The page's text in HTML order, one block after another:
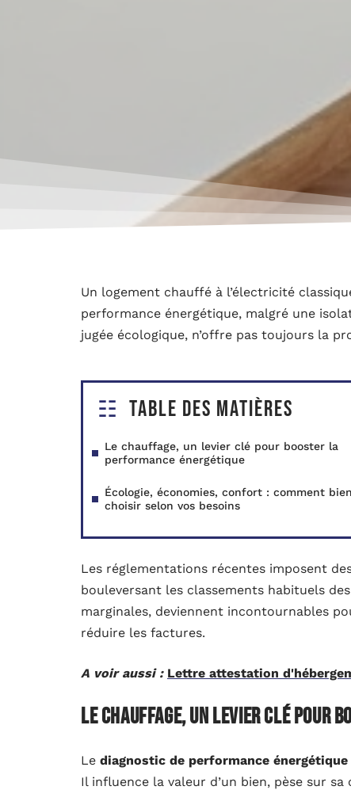
Un logement chauffé à l’électricité
performance énergétique, malgré une
jugée écologique, n’offre pas toujours la
Table des matières
Le chauffage, un levier clé pour booster la
performance énergétique
Écologie, économies, confort : comment bien
choisir selon vos besoins
Les réglementations récentes imposent
bouleversant les classements habituels
marginales, deviennent incontournables
réduire les factures.
A voir aussi : Lettre attestation
Le chauffage, un levier clé pour
Le diagnostic de performance énergétique
Il influence la valeur d’un bien, pèse sur